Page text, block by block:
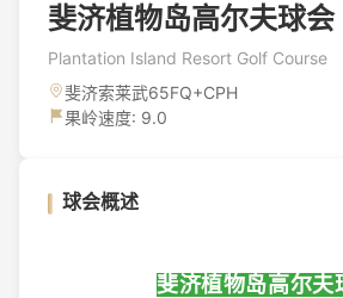
斐济植物岛高尔夫球会
Plantation Island Resort Golf Course
斐济索莱武65FQ+CPH
果岭速度: 9.0
球会概述
斐济植物岛高尔夫